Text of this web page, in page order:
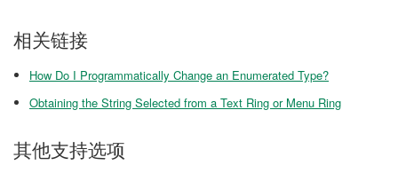
相关链接
How Do I Programmatically Change an Enumerated Type?
Obtaining the String Selected from a Text Ring or Menu Ring
其他支持选项